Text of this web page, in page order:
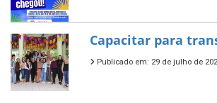
Capacitar para
Publicado em: 29 de julho de